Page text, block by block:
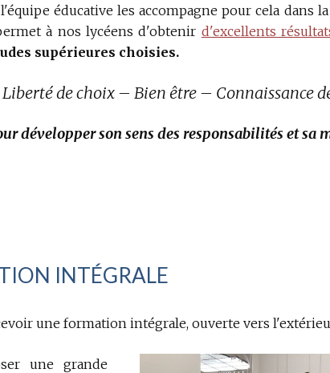
éducative les accompagne pour cela dans
à nos lycéens d'obtenir d'excellents
supérieures choisies.
de choix – Bien être – Connaissance
développer son sens des responsabilités et sa
INTÉGRALE
une formation intégrale, ouverte vers
une grande